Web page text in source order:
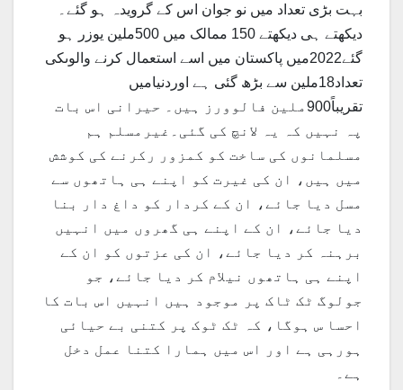
بہت بڑی تعداد میں نو جوان اس کے گرویدہ ہو گئے۔
دیکھتے ہی دیکھتے 150 ممالک میں 500ملین یوزر ہو
گئے2022میں پاکستان میں اسے استعمال کرنے والوںکی
تعداد18ملین سے بڑھ گئی ہے اوردنیامیں
تقریباً900ملین فالوورز ہیں۔ حیرانی اس بات
پہ نہیں کہ یہ لانچ کی گئی۔غیرمسلم ہم
مسلمانوں کی ساخت کو کمزور رکرنے کی کوشش
میں ہیں، ان کی غیرت کو اپنے ہی ہاتھوں سے
مسل دیا جائے، ان کے کردار کو داغ دار بنا
دیا جائے، ان کے اپنے ہی گھروں میں انہیں
برہنہ کر دیا جائے، ان کی عزتوں کو ان کے
اپنے ہی ہاتھوں نیلام کر دیا جائے، جو
جولوگ ٹک ٹاک پر موجود ہیں انہیں اس بات کا
احسا س ہوگا، کہ ٹک ٹوک پر کتنی بے حیائی
ہورہی ہے اور اس میں ہمارا کتنا عمل دخل
ہے۔